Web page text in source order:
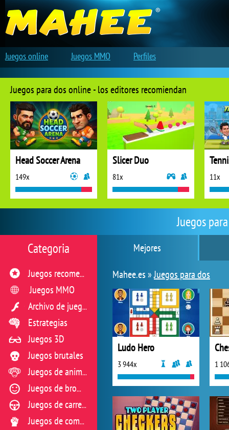
Juegos
Mejores
Mahee.es »Juegos para dos
Ludo Hero
3 944x 1
Categoria
Juegos recomendados
Juegos MMO
Archivo de juegos flash
Estrategias
Juegos 3D
Juegos brutales
Juegos de animales
Juegos de broma
Juegos de carreras
Juegos de combate
Juegos para dos online - los editores recomiendan
Head Soccer Arena
149x
Slicer Duo
81x 11x
Juegos online Juegos MMO Perfiles